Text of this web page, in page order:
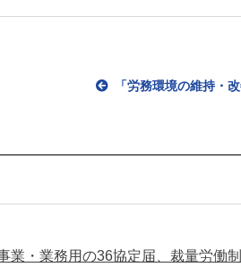
「労務環境の維持・